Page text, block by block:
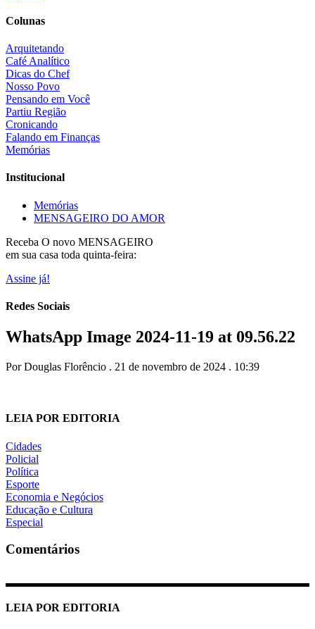
Colunas
Arquitetando
Café Analítico
Dicas do Chef
Nosso Povo
Pensando em Você
Partiu Região
Cronicando
Falando em Finanças
Memórias
Institucional
Memórias
MENSAGEIRO DO AMOR
Receba O novo MENSAGEIRO
em sua casa toda quinta-feira:
Assine já!
Redes Sociais
WhatsApp Image 2024-11-19 at 09.56.22
Por Douglas Florêncio . 21 de novembro de 2024 . 10:39
LEIA POR EDITORIA
Cidades
Policial
Política
Esporte
Economia e Negócios
Educação e Cultura
Especial
Comentários
LEIA POR EDITORIA